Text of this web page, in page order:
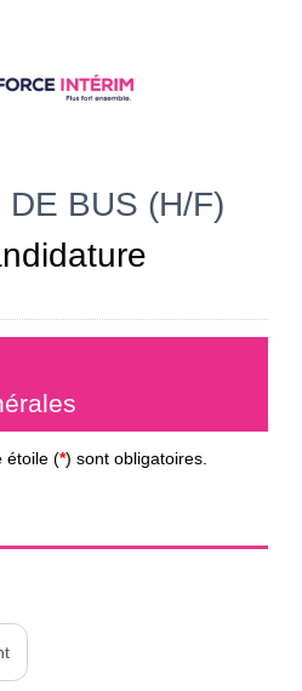
BUS (H/F)
étoile (*) sont obligatoires.